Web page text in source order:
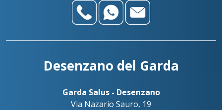
Desenzano del Garda
Garda Salus - Desenzano
Via Nazario Sauro, 19